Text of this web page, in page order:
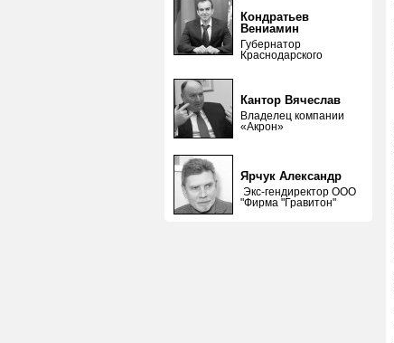
Кондратьев
Вениамин
Губернатор
Краснодарского
Кантор Вячеслав
Владелец компании
«Акрон»
Ярчук Александр
Экс-гендиректор ООО
"Фирма "Гравитон"